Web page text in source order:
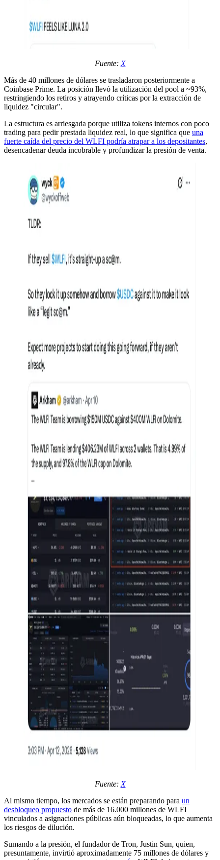
Fuente: X
Más de 40 millones de dólares se trasladaron posteriormente a
Coinbase Prime. La posición llevó la utilización del pool a ~93%,
restringiendo los retiros y atrayendo críticas por la extracción de
liquidez "circular".
La estructura es arriesgada porque utiliza tokens internos con poco
trading para pedir prestada liquidez real, lo que significa que una
fuerte caída del precio del WLFI podría atrapar a los depositantes,
desencadenar deuda incobrable y profundizar la presión de venta.
Fuente: X
Al mismo tiempo, los mercados se están preparando para un
desbloqueo propuesto de más de 16.000 millones de WLFI
vinculados a asignaciones públicas aún bloqueadas, lo que aumenta
los riesgos de dilución.
Sumando a la presión, el fundador de Tron, Justin Sun, quien,
presuntamente, invirtió aproximadamente 75 millones de dólares y